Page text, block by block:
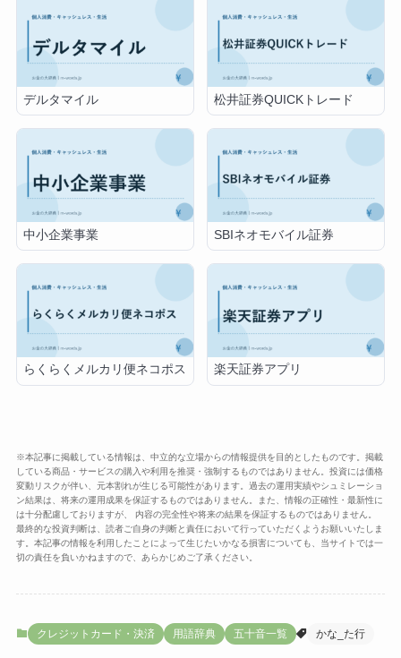
デルタマイル 松井証券QUICKトレード
中小企業事業 SBIネオモバイル証券
らくらくメルカリ便ネコポス 楽天証券アプリ
※本記事に掲載している情報は、中立的な立場からの情報提供を目的としたものです。掲載
している商品・サービスの購入や利用を推奨・強制するものではありません。投資には価格
変動リスクが伴い、元本割れが生じる可能性があります。過去の運用実績やシュミレーショ
ン結果は、将来の運用成果を保証するものではありません。また、情報の正確性・最新性に
は十分配慮しておりますが、 内容の完全性や将来の結果を保証するものではありません。
最終的な投資判断は、読者ご自身の判断と責任において行っていただくようお願いいたしま
す。本記事の情報を利用したことによって生じたいかなる損害についても、当サイトでは一
切の責任を負いかねますので、あらかじめご了承ください。
クレジットカード・決済 用語辞典 五十音一覧 かな_た行